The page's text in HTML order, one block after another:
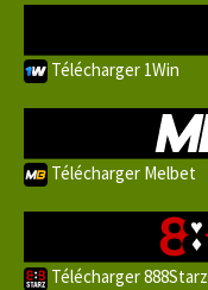
Télécharger 1Win
Télécharger Melbet
Télécharger 888Starz